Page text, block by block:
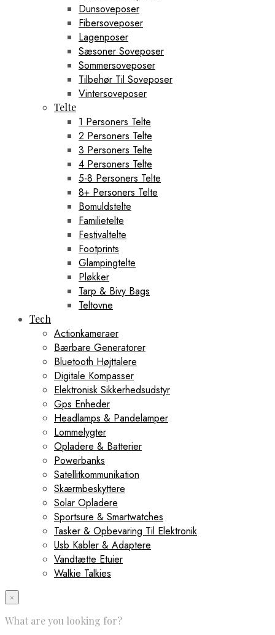
Dunsoveposer
Fibersoveposer
Lagenposer
Sæsoner Soveposer
Sommersoveposer
Tilbehør Til Soveposer
Vintersoveposer
Telte
1 Personers Telte
2 Personers Telte
3 Personers Telte
4 Personers Telte
5-8 Personers Telte
8+ Personers Telte
Bomuldstelte
Familietelte
Festivaltelte
Footprints
Glampingtelte
Pløkker
Tarp & Bivy Bags
Teltovne
Tech
Actionkameraer
Bærbare Generatorer
Bluetooth Højttalere
Digitale Kompasser
Elektronisk Sikkerhedsudstyr
Gps Enheder
Headlamps & Pandelamper
Lommelygter
Opladere & Batterier
Powerbanks
Satellitkommunikation
Skærmbeskyttere
Solar Opladere
Sportsure & Smartwatches
Tasker & Opbevaring Til Elektronik
Usb Kabler & Adaptere
Vandtætte Etuier
Walkie Talkies
×
What are you looking for?